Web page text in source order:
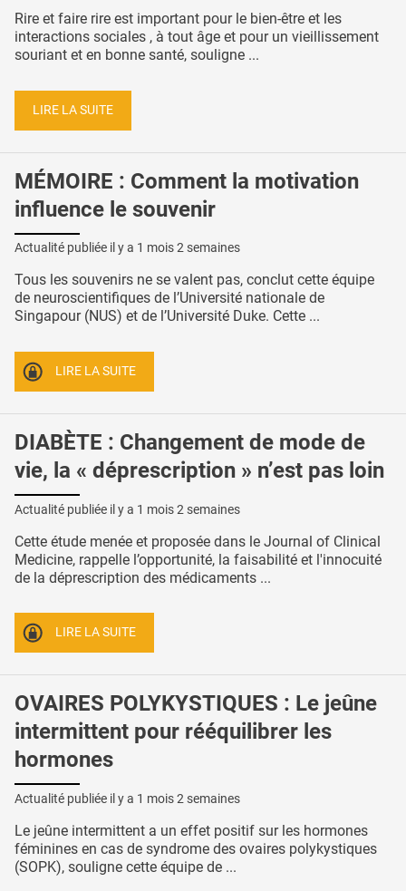
Rire et faire rire est important pour le bien-être et les
interactions sociales , à tout âge et pour un vieillissement
souriant et en bonne santé, souligne ...
LIRE LA SUITE
MÉMOIRE : Comment la motivation
influence le souvenir
Actualité publiée il y a 1 mois 2 semaines
Tous les souvenirs ne se valent pas, conclut cette équipe
de neuroscientifiques de l’Université nationale de
Singapour (NUS) et de l’Université Duke. Cette ...
LIRE LA SUITE
DIABÈTE : Changement de mode de
vie, la « déprescription » n’est pas loin
Actualité publiée il y a 1 mois 2 semaines
Cette étude menée et proposée dans le Journal of Clinical
Medicine, rappelle l’opportunité, la faisabilité et l'innocuité
de la déprescription des médicaments ...
LIRE LA SUITE
OVAIRES POLYKYSTIQUES : Le jeûne
intermittent pour rééquilibrer les
hormones
Actualité publiée il y a 1 mois 2 semaines
Le jeûne intermittent a un effet positif sur les hormones
féminines en cas de syndrome des ovaires polykystiques
(SOPK), souligne cette équipe de ...